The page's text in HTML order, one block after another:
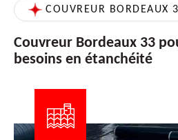
COUVREUR BORDEAUX
Couvreur Bordeaux 33
besoins en étanchéité